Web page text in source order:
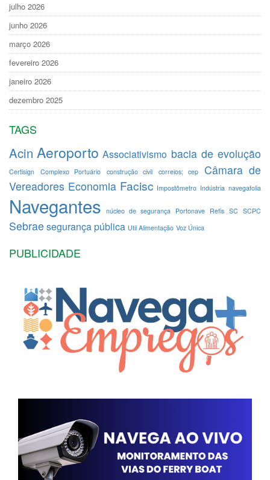
julho 2026
junho 2026
março 2026
fevereiro 2026
janeiro 2026
dezembro 2025
TAGS
Acin Aeroporto Associativismo bacia de evolução
Certisign Complexo Portuário construção civil correios; cep
Câmara de
Vereadores Economia Facisc Impostômetro Indústria navegafolia
Navegantes núcleo de segurança Portonave Refis SC SCPC
Sebrae segurança pública Util Alimentação Voz Única
PUBLICIDADE